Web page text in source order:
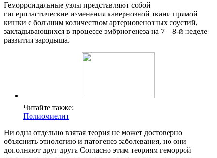
Геморроидальные узлы представляют собой
гиперпластические изменения кавернозной ткани прямой
кишки с большим количеством артериовенозных соустий,
закладывающихся в процессе эмбриогенеза на 7—8-й неделе
развития зародыша.
Читайте также:
Полиомиелит
Ни одна отдельно взятая теория не может достоверно
объяснить этиологию и патогенез заболевания, но они
дополняют друг друга Согласно этим теориям геморрой